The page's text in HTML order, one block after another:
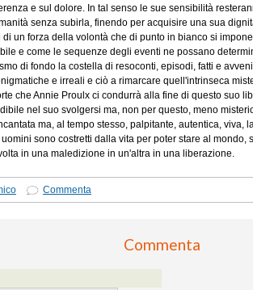
e sul dolore. In tal senso le sue sensibilità
senza subirla, finendo per acquisire una sua
un forza della volontà che di punto in bianco si
e come le sequenze degli eventi ne possano
di fondo la costella di resoconti, episodi, fatti e
e irreali e ciò a rimarcare quell'intrinseca
che Annie Proulx ci condurrà alla fine di questo suo
nel suo svolgersi ma, non per questo, meno
ma, al tempo stesso, palpitante, autentica, viva,
sono costretti dalla vita per poter stare al
in una maledizione in un'altra in una liberazione.
Commenta
Commenta